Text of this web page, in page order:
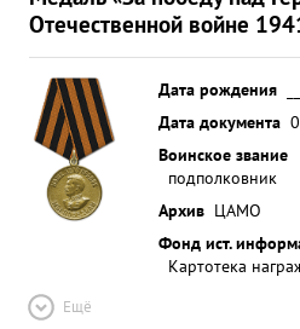
Отечественной войне
Дата рождения
Дата документа
Воинское звание
подполковник
Архив ЦАМО
Фонд ист.
Картотека
Ещё